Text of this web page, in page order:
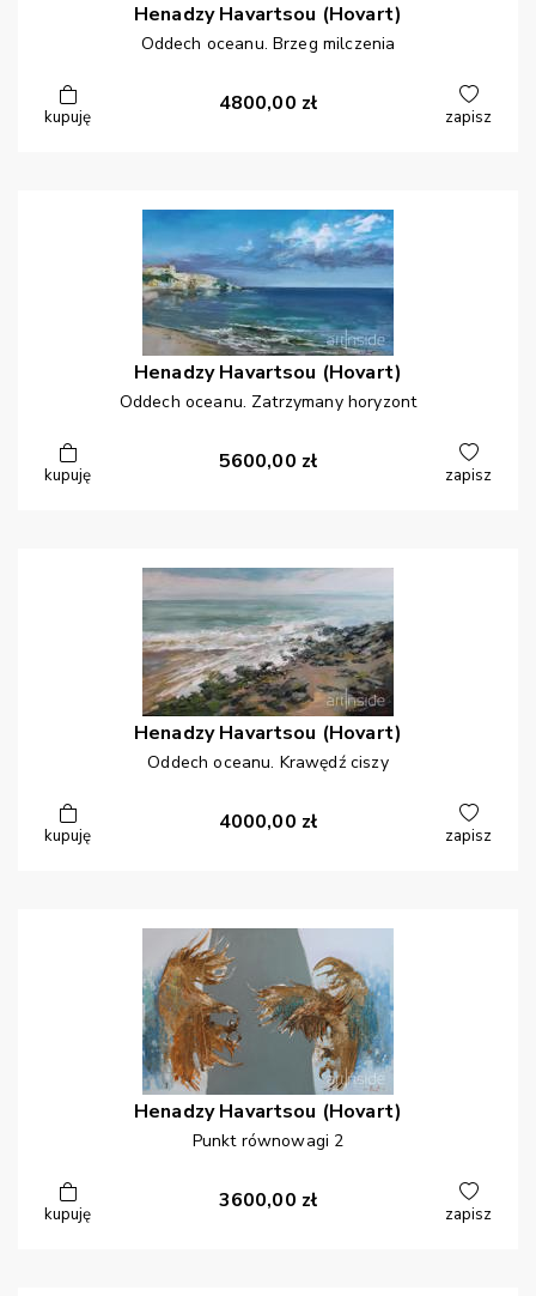
Henadzy Havartsou (Hovart)
Oddech oceanu. Brzeg milczenia
kupuję
4800,00 zł
zapisz
Henadzy Havartsou (Hovart)
Oddech oceanu. Zatrzymany horyzont
kupuję
5600,00 zł
zapisz
Henadzy Havartsou (Hovart)
Oddech oceanu. Krawędź ciszy
kupuję
4000,00 zł
zapisz
Henadzy Havartsou (Hovart)
Punkt równowagi 2
kupuję
3600,00 zł
zapisz